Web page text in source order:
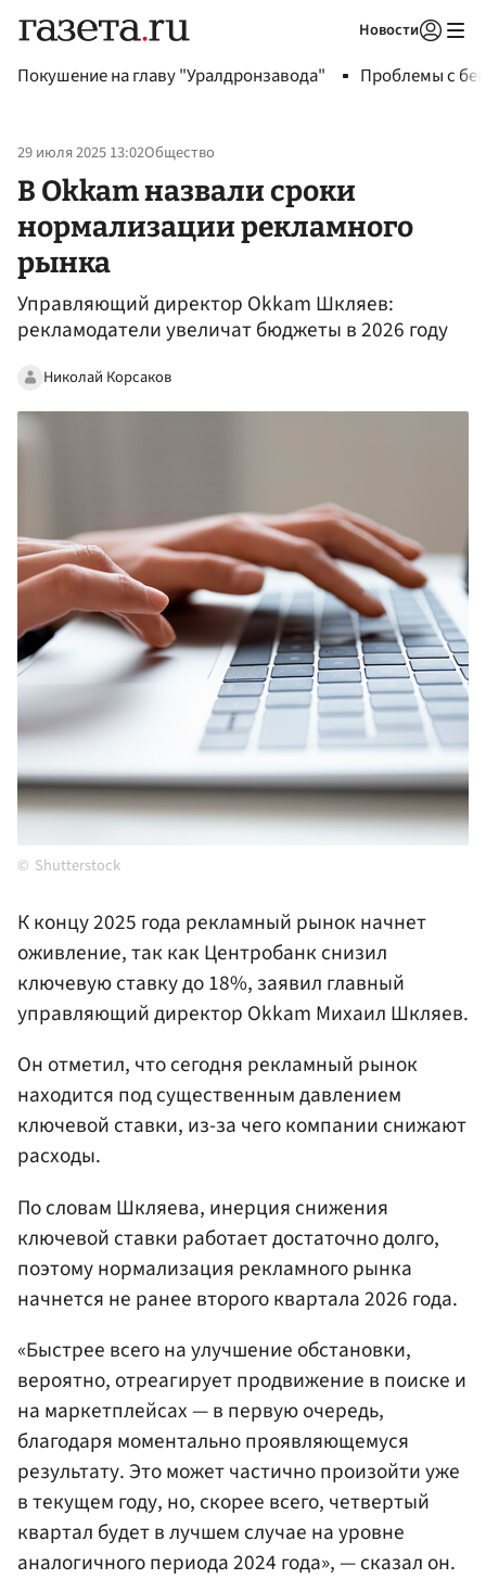
Новости
Покушение на главу "Уралдронзавода" Проблемы с
29 июля 2025 13:02Общество
В Okkam назвали сроки
нормализации рекламного
рынка
Управляющий директор Okkam Шкляев:
рекламодатели увеличат бюджеты в 2026 году
Николай Корсаков
Shutterstock
К концу 2025 года рекламный рынок начнет
оживление, так как Центробанк снизил
ключевую ставку до 18%, заявил главный
управляющий директор Okkam Михаил Шкляев.
Он отметил, что сегодня рекламный рынок
находится под существенным давлением
ключевой ставки, из-за чего компании снижают
расходы.
По словам Шкляева, инерция снижения
ключевой ставки работает достаточно долго,
поэтому нормализация рекламного рынка
начнется не ранее второго квартала 2026 года.
«Быстрее всего на улучшение обстановки,
вероятно, отреагирует продвижение в поиске и
на маркетплейсах — в первую очередь,
благодаря моментально проявляющемуся
результату. Это может частично произойти уже
в текущем году, но, скорее всего, четвертый
квартал будет в лучшем случае на уровне
аналогичного периода 2024 года», — сказал он.